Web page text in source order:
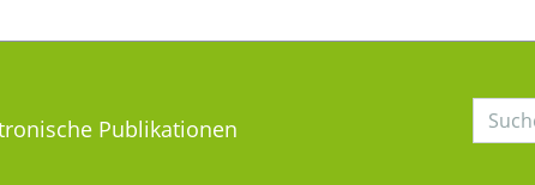
Publikationen